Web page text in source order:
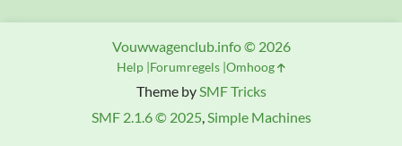
Theme bySMF Tricks
SMF 2.1.6 © 2025,Simple Machines
Vouwwagenclub.info © 2026
Help Forumregels Omhoog